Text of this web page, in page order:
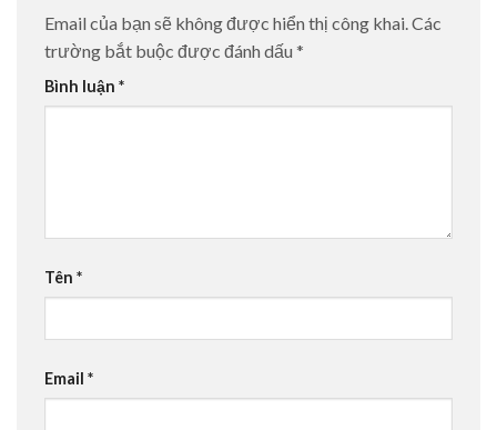
Email của bạn sẽ không được hiển thị công khai.Các
trường bắt buộc được đánh dấu *
Bình luận *
Tên *
Email *